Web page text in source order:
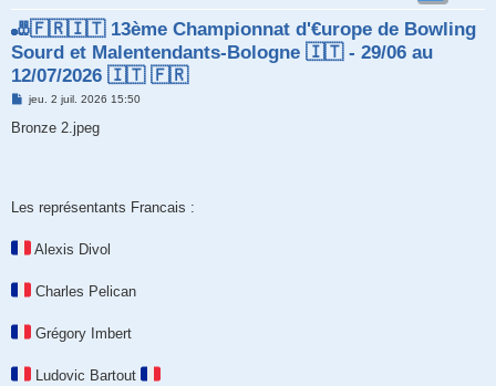
🎳🇫🇷🇮🇹 13ème Championnat d'€urope de Bowling
Sourd et Malentendants-Bologne 🇮🇹 - 29/06 au
12/07/2026 🇮🇹 🇫🇷
M
s
jeu. 2 juil. 2026 15:50
Bronze 2.jpeg
Les représentants Francais :
Alexis Divol
Charles Pelican
Grégory Imbert
Ludovic Bartout